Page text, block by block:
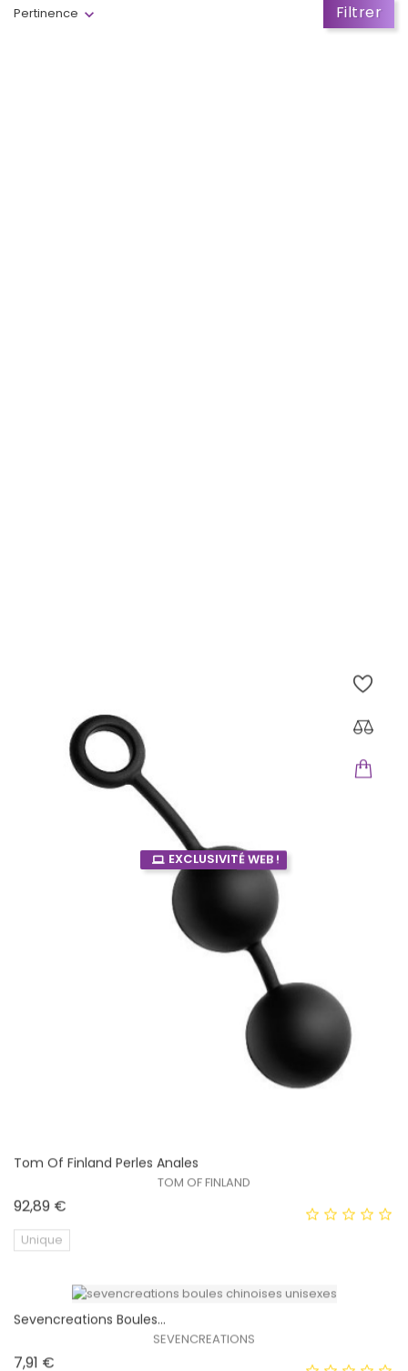
Pertinence Filtrer
EXCLUSIVITÉ WEB !
Tom Of Finland Perles Anales
TOM OF FINLAND
92,89 €
Unique
Sevencreations Boules...
SEVENCREATIONS
7,91 €